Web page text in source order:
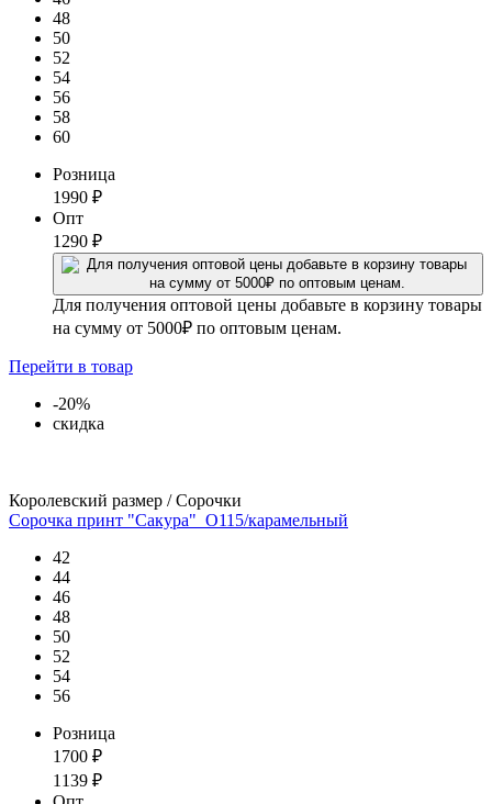
48
50
52
54
56
58
60
Розница
1990 ₽
Опт
1290 ₽
Для получения оптовой цены добавьте в корзину товары
на сумму от 5000₽ по оптовым ценам.
Перейти в товар
-20%
скидка
Королевский размер / Сорочки
Сорочка принт "Сакура"_О115/карамельный
42
44
46
48
50
52
54
56
Розница
1700 ₽
1139 ₽